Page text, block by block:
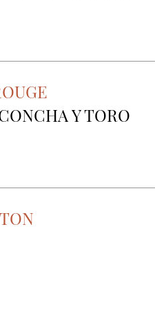
Y TORO